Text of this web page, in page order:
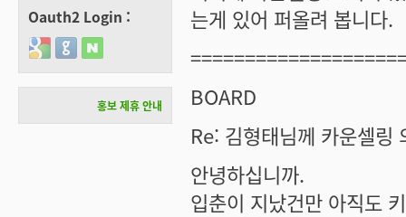
는게 있어 퍼올려 봅니다.
BOARD
Re: 김형태님께 카운셀링
안녕하십니까.
입춘이 지났건만 아직도
Oauth2 Login :
Login with Google
Login with GitHub
Login with Naver
홍보 제휴 안내